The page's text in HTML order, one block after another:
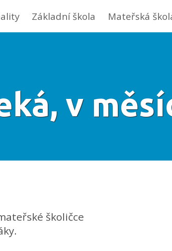
Základní škola Mateřská
v
školičce